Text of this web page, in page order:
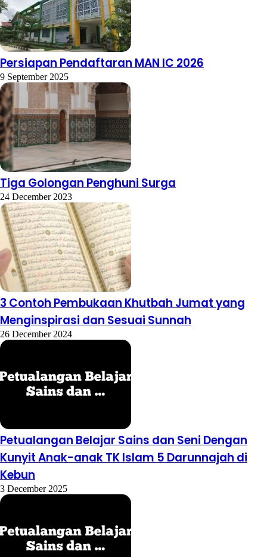
Persiapan Pendaftaran MAN IC 2026
9 September 2025
Tiga Golongan Penghuni Surga
24 December 2023
3 Contoh Pembukaan Khutbah Jumat yang
Menginspirasi dan Sesuai Sunnah
26 December 2024
Petualangan Belajar Sains dan Seni Dengan
Kunyit Anak-anak TK Islam 5 Darunnajah di
Kebun
3 December 2025